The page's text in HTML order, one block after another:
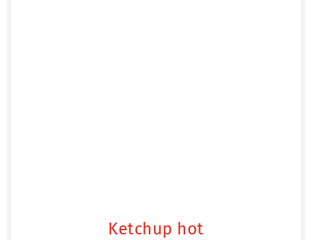
Ketchup hot